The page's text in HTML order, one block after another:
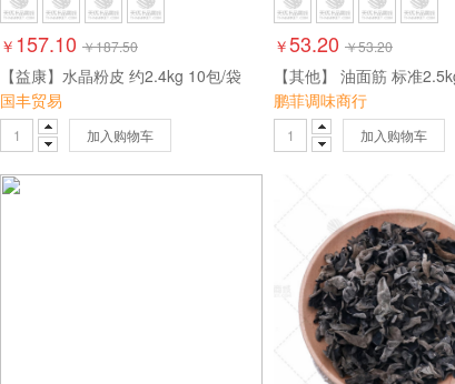
￥ 157.10 ￥187.50
【益康】水晶粉皮 约2.4kg 10包/袋
国丰贸易
加入购物车
￥53.20 ￥53.20
鹏菲调味商行
加入购物车